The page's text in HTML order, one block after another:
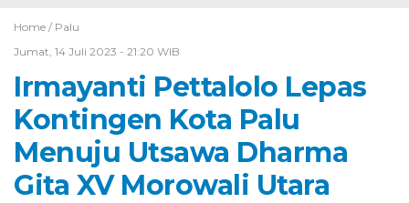
Home / Palu
Jumat, 14 Juli 2023 - 21:20 WIB
Irmayanti Pettalolo Lepas
Kontingen Kota Palu
Menuju Utsawa Dharma
Gita XV Morowali Utara